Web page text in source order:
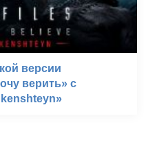
версии
верить» с